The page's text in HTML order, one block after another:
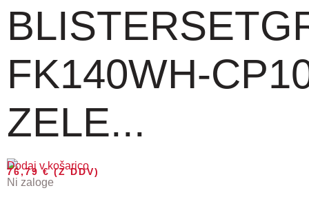
FK140WH-
ZELE...
76,79€(Z DDV)
Dodaj v košarico
Ni zaloge